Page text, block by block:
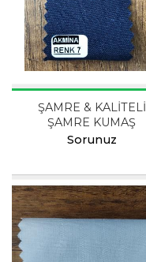
ŞAMRE & KALİTELİ
ŞAMRE KUMAŞ
Sorunuz